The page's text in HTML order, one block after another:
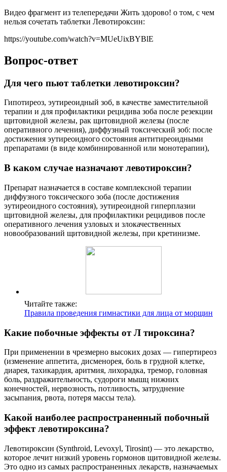
Видео фрагмент из телепередачи Жить здорово! о том, с чем
нельзя сочетать таблетки Левотироксин:
https://youtube.com/watch?v=MUeUixBYBlE
Вопрос-ответ
Для чего пьют таблетки левотироксин?
Гипотиреоз, эутиреоидный зоб, в качестве заместительной
терапии и для профилактики рецидива зоба после резекции
щитовидной железы, рак щитовидной железы (после
оперативного лечения), диффузный токсический зоб: после
достижения эутиреоидного состояния антитиреоидными
препаратами (в виде комбинированной или монотерапии),
В каком случае назначают левотироксин?
Препарат назначается в составе комплексной терапии
диффузного токсического зоба (после достижения
эутиреоидного состояния), эутиреоидной гиперплазии
щитовидной железы, для профилактики рецидивов после
оперативного лечения узловых и злокачественных
новообразований щитовидной железы, при кретинизме.
Читайте также:
Правила проведения гимнастики для лица от морщин
Какие побочные эффекты от Л тироксина?
При применении в чрезмерно высоких дозах — гипертиреоз
(изменение аппетита, дисменорея, боль в грудной клетке,
диарея, тахикардия, аритмия, лихорадка, тремор, головная
боль, раздражительность, судороги мышц нижних
конечностей, нервозность, потливость, затруднение
засыпания, рвота, потеря массы тела).
Какой наиболее распространенный побочный
эффект левотироксина?
Левотироксин (Synthroid, Levoxyl, Tirosint) — это лекарство,
которое лечит низкий уровень гормонов щитовидной железы.
Это одно из самых распространенных лекарств, назначаемых